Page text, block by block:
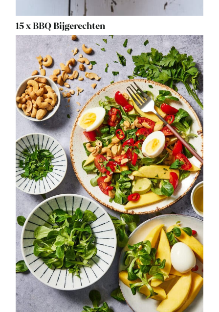
15 x BBQ Bijgerechten